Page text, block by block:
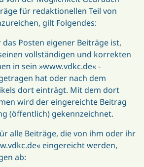
für redaktionellen Teil von
gilt Folgendes:
Posten eigener Beiträge ist,
vollständigen und korrekten
in sein »www.vdkc.de« -
hat oder nach dem
dort einträgt. Mit dem dort
wird der eingereichte Beitrag
(öffentlich) gekennzeichnet.
alle Beiträge, die von ihm oder ihr
eingereicht werden,
ab: